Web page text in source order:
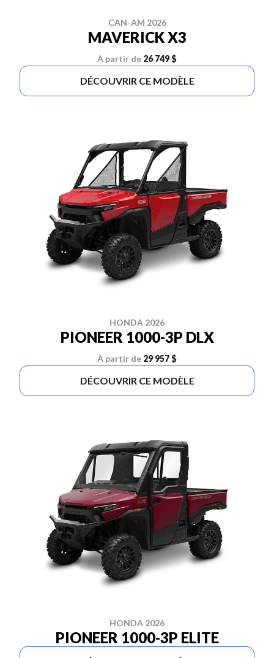
CAN-AM 2026
MAVERICK X3
À partir de 26 749 $
DÉCOUVRIR CE MODÈLE
HONDA 2026
PIONEER 1000-3P DLX
À partir de 29 957 $
DÉCOUVRIR CE MODÈLE
HONDA 2026
PIONEER 1000-3P ELITE